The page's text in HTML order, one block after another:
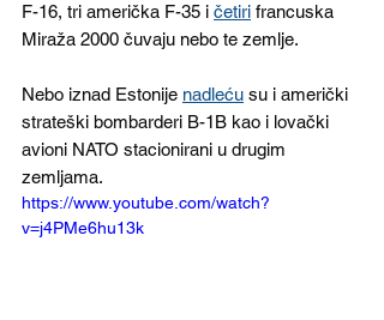
F-16, tri američka F-35 i četiri francuska
Miraža 2000 čuvaju nebo te zemlje.
Nebo iznad Estonije nadleću su i američki
strateški bombarderi B-1B kao i lovački
avioni NATO stacionirani u drugim
zemljama.
https://www.youtube.com/watch?
v=j4PMe6hu13k